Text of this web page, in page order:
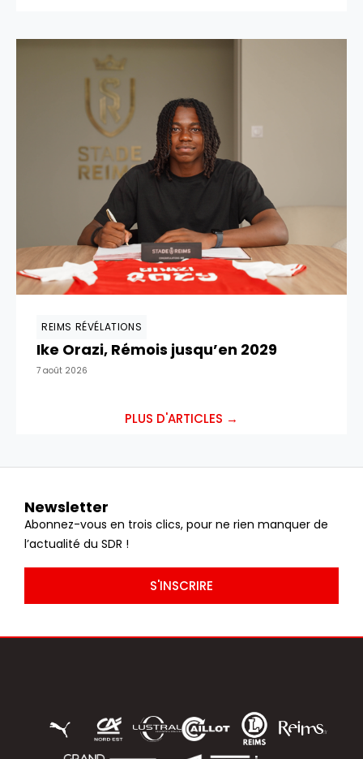
REIMS RÉVÉLATIONS
Ike Orazi, Rémois jusqu’en 2029
7 août 2026
PLUS D'ARTICLES →
Newsletter
Abonnez-vous en trois clics, pour ne rien manquer de
l’actualité du SDR !
S'INSCRIRE